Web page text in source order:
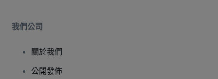
我們公司
關於我們
公開發佈